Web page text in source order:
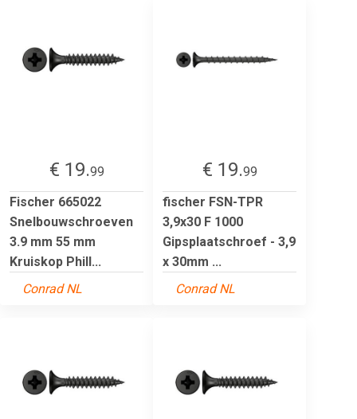
€ 19.99
Fischer 665022
Snelbouwschroeven
3.9 mm 55 mm
Kruiskop Phill...
Conrad NL
€ 19.99
fischer FSN-TPR
3,9x30 F 1000
Gipsplaatschroef - 3,9
x 30mm ...
Conrad NL